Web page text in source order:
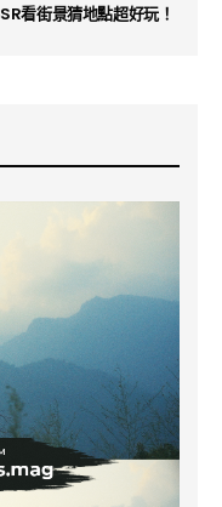
看街景猜地點超好玩！